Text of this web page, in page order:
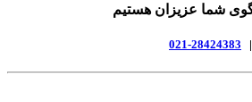
|
28424383-021